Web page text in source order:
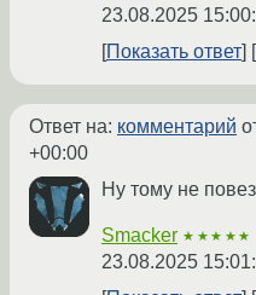
23.08.2025
Показать ответ
Ответ на: комментарий
+00:00
Ну тому не
Smacker ★★★★★
23.08.2025